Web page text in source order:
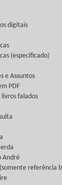
digitais
(especificado)
e Assuntos
PDF
falados
André
referência